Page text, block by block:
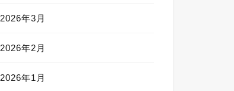
2026年3月
2026年2月
2026年1月